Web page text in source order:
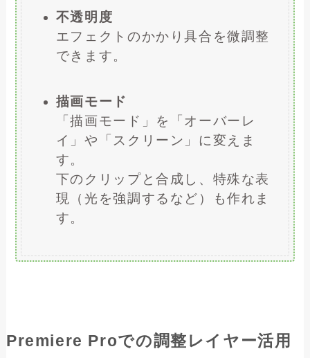
不透明度
エフェクトのかかり具合を微調整
できます。
描画モード
「描画モード」を「オーバーレ
イ」や「スクリーン」に変えま
す。
下のクリップと合成し、特殊な表
現（光を強調するなど）も作れま
す。
Premiere Proでの調整レイヤー活用